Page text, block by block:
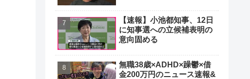
【速報】小池都知事、12日
に知事選への立候補表明の
意向固める
無職38歳×ADHD×躁鬱×借
金200万円のニュース速報&